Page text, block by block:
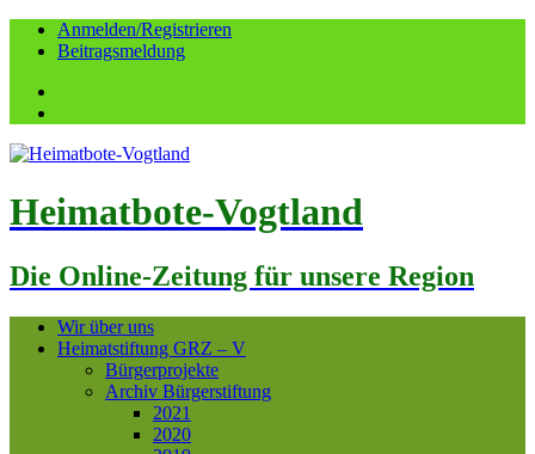
Anmelden/Registrieren
Beitragsmeldung
Heimatbote-Vogtland
Die Online-Zeitung für unsere Region
Wir über uns
Heimatstiftung GRZ – V
Bürgerprojekte
Archiv Bürgerstiftung
2021
2020